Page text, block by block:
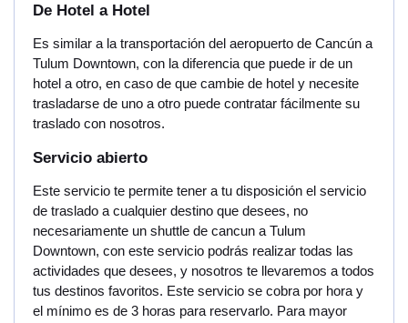
De Hotel a Hotel
Es similar a la transportación del aeropuerto de Cancún a
Tulum Downtown, con la diferencia que puede ir de un
hotel a otro, en caso de que cambie de hotel y necesite
trasladarse de uno a otro puede contratar fácilmente su
traslado con nosotros.
Servicio abierto
Este servicio te permite tener a tu disposición el servicio
de traslado a cualquier destino que desees, no
necesariamente un shuttle de cancun a Tulum
Downtown, con este servicio podrás realizar todas las
actividades que desees, y nosotros te llevaremos a todos
tus destinos favoritos. Este servicio se cobra por hora y
el mínimo es de 3 horas para reservarlo. Para mayor